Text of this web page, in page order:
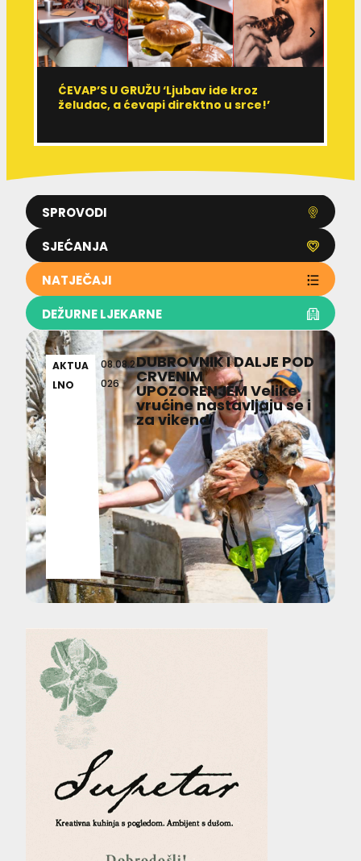
SPROVODI
SJEĆANJA
NATJEČAJI
DEŽURNE LJEKARNE
ĆEVAP’S U GRUŽU ‘Ljubav ide kroz
želudac, a ćevapi direktno u srce!’
AKTUA
LNO
08.08.2
026
DUBROVNIK I DALJE POD
CRVENIM
UPOZORENJEM Velike
vrućine nastavljaju se i
za vikend